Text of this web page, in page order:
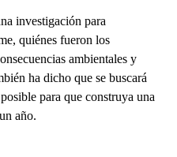
investigación para
quiénes fueron los
ambientales y
ha dicho que se buscará
para que construya una
año.